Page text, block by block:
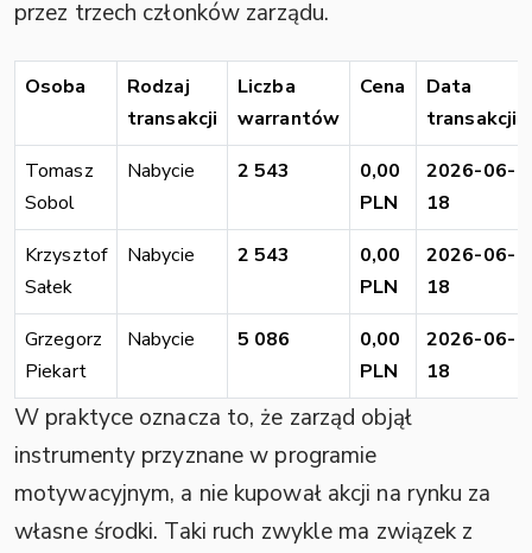
przez trzech członków zarządu.
Osoba
Rodzaj
transakcji
Liczba
warrantów
Cena
Data
transakcji
Tomasz
Sobol
Nabycie 2 543
0,00
PLN
2026-06-
18
Krzysztof
Sałek
Nabycie 2 543
0,00
PLN
2026-06-
18
Grzegorz
Piekart
Nabycie 5 086
0,00
PLN
2026-06-
18
W praktyce oznacza to, że zarząd objął
instrumenty przyznane w programie
motywacyjnym, a nie kupował akcji na rynku za
własne środki. Taki ruch zwykle ma związek z